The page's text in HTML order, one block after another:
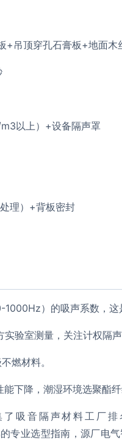
+吊顶穿孔石膏板+地面木
以上）+设备隔声罩
理）+背板密封
）的吸声系数，这
验室测量，关注计权隔声
燃材料。
下降，潮湿环境选聚酯纤
吸音隔声材料工厂
专业选型指南，源厂电气